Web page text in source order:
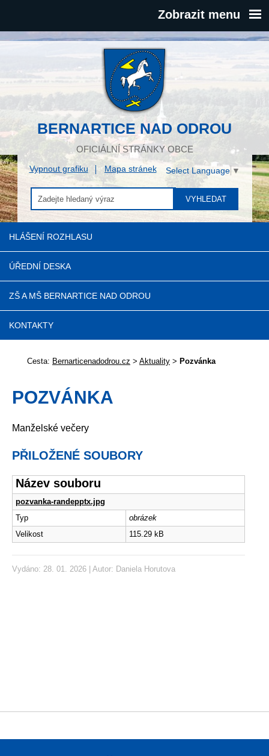
Zobrazit menu
BERNARTICE NAD ODROU
OFICIÁLNÍ STRÁNKY OBCE
Vypnout grafiku Mapa stránek Select Language ▼
VYHLEDAT
HLÁŠENÍ ROZHLASU
ÚŘEDNÍ DESKA
ZŠ A MŠ BERNARTICE NAD ODROU
KONTAKTY
Cesta: Bernarticenadodrou.cz > Aktuality > Pozvánka
POZVÁNKA
Manželské večery
PŘILOŽENÉ SOUBORY
Název souboru
pozvanka-randepptx.jpg
Typ
obrázek
Velikost
115.29 kB
Vydáno: 28. 01. 2026 | Autor: Daniela Horutova